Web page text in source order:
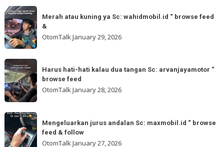
&
follow
otw
🌬
🌬
Sc:
“
browse
feed
Merah
atau
kuning
ya
Sc:
wahidmobil.id
“
browse
Merah atau kuning ya Sc: wahidmobil.id “ browse feed
&
OtomTalkJanuary 29, 2026
Harus
hati-
hati
kalau
dua
tangan
Sc:
Harus hati-hati kalau dua tangan Sc: arvanjayamotor “
browse feed
OtomTalkJanuary 28, 2026
Mengeluarkan
jurus
andalan
Mengeluarkan jurus andalan Sc: maxmobil.id “ browse
feed & follow
OtomTalkJanuary 27, 2026